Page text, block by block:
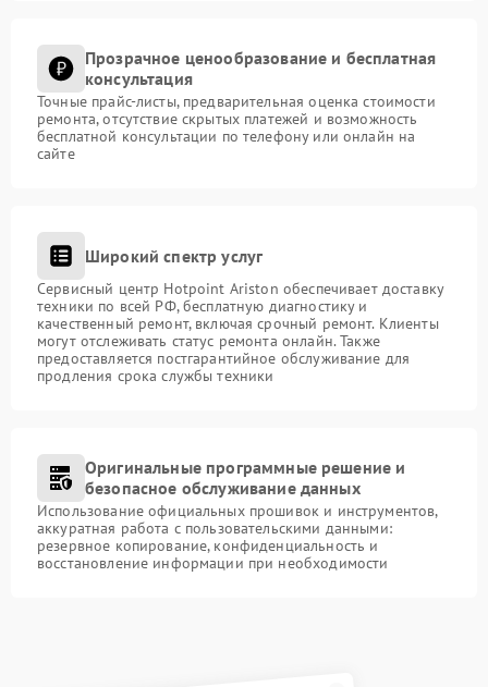
Прозрачное ценообразование и бесплатная
консультация
Точные прайс-листы, предварительная оценка стоимости
ремонта, отсутствие скрытых платежей и возможность
бесплатной консультации по телефону или онлайн на
сайте
Широкий спектр услуг
Сервисный центр Hotpoint Ariston обеспечивает доставку
техники по всей РФ, бесплатную диагностику и
качественный ремонт, включая срочный ремонт. Клиенты
могут отслеживать статус ремонта онлайн. Также
предоставляется постгарантийное обслуживание для
продления срока службы техники
Оригинальные программные решение и
безопасное обслуживание данных
Использование официальных прошивок и инструментов,
аккуратная работа с пользовательскими данными:
резервное копирование, конфиденциальность и
восстановление информации при необходимости